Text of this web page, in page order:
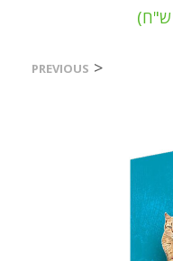
<
PREVIOUS